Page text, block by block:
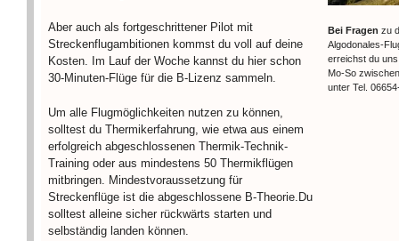
Aber auch als fortgeschrittener Pilot mit
Streckenflugambitionen kommst du voll auf deine
Kosten. Im Lauf der Woche kannst du hier schon
30-Minuten-Flüge für die B-Lizenz sammeln.
Um alle Flugmöglichkeiten nutzen zu können,
solltest du Thermikerfahrung, wie etwa aus einem
erfolgreich abgeschlossenen Thermik-Technik-
Training oder aus mindestens 50 Thermikflügen
mitbringen. Mindestvoraussetzung für
Streckenflüge ist die abgeschlossene B-Theorie.Du
solltest alleine sicher rückwärts starten und
selbständig landen können.
Bei Fragen zu
Algodonales-
erreichst du
Mo-So
unter Tel.